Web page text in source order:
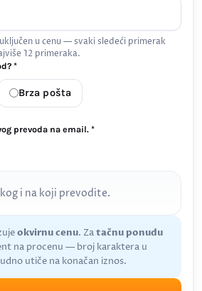
u cenu — svaki sledeći primerak
12 primeraka.
*
Brza pošta
prevoda na email. *
i na koji prevodite.
okvirnu cenu. Zatačnu ponudu
na procenu — broj karaktera u
utiče na konačan iznos.